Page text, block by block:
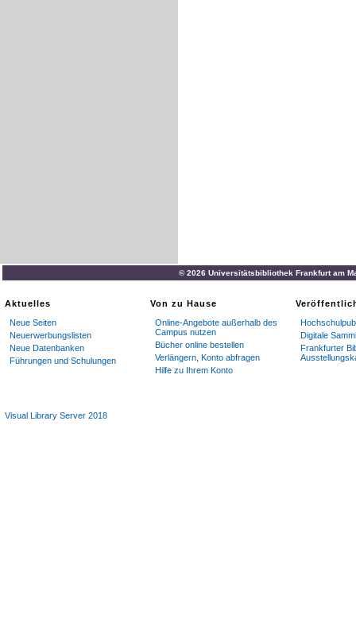
© 2026 Universitätsbibliothek Frankfurt am
Aktuelles
Neue Seiten
Neuerwerbungslisten
Neue Datenbanken
Führungen und Schulungen
Von zu Hause
Online-Angebote außerhalb des
Campus nutzen
Bücher online bestellen
Verlängern, Konto abfragen
Hilfe zu Ihrem Konto
Digitale
Frankfurter
Visual Library Server 2018